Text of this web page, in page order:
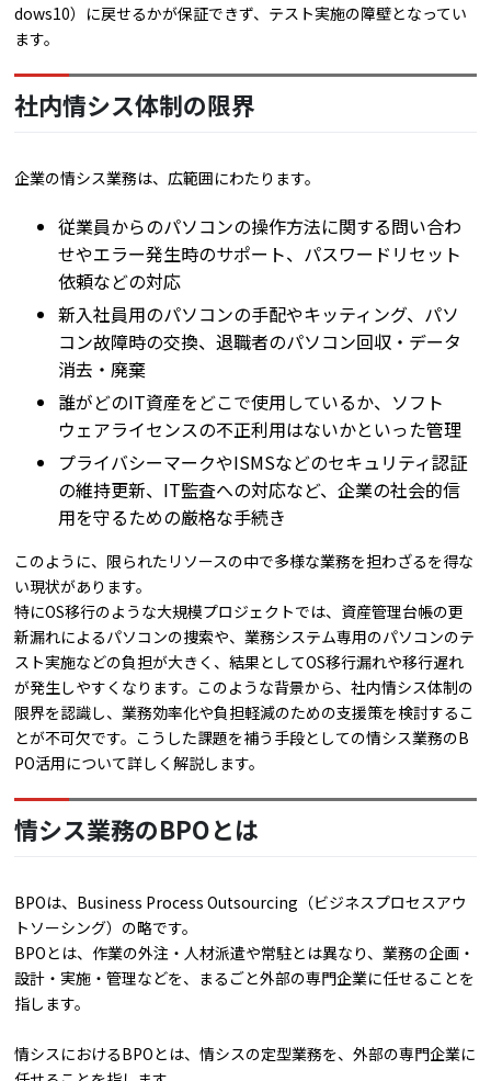
dows10）に戻せるかが保証できず、テスト実施の障壁となってい
ます。
社内情シス体制の限界
企業の情シス業務は、広範囲にわたります。
従業員からのパソコンの操作方法に関する問い合わ
せやエラー発生時のサポート、パスワードリセット
依頼などの対応
新入社員用のパソコンの手配やキッティング、パソ
コン故障時の交換、退職者のパソコン回収・データ
消去・廃棄
誰がどのIT資産をどこで使用しているか、ソフト
ウェアライセンスの不正利用はないかといった管理
プライバシーマークやISMSなどのセキュリティ認証
の維持更新、IT監査への対応など、企業の社会的信
用を守るための厳格な手続き
このように、限られたリソースの中で多様な業務を担わざるを得な
い現状があります。
特にOS移行のような大規模プロジェクトでは、資産管理台帳の更
新漏れによるパソコンの捜索や、業務システム専用のパソコンのテ
スト実施などの負担が大きく、結果としてOS移行漏れや移行遅れ
が発生しやすくなります。このような背景から、社内情シス体制の
限界を認識し、業務効率化や負担軽減のための支援策を検討するこ
とが不可欠です。こうした課題を補う手段としての情シス業務のB
PO活用について詳しく解説します。
情シス業務のBPOとは
BPOは、Business Process Outsourcing（ビジネスプロセスアウ
トソーシング）の略です。
BPOとは、作業の外注・人材派遣や常駐とは異なり、業務の企画・
設計・実施・管理などを、まるごと外部の専門企業に任せることを
指します。
情シスにおけるBPOとは、情シスの定型業務を、外部の専門企業に